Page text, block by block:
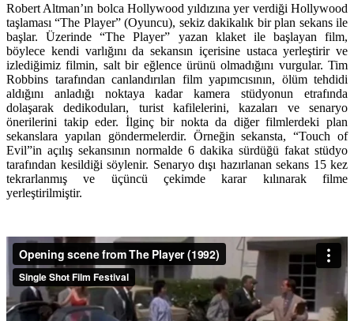
Robert Altman’ın bolca Hollywood yıldızına yer verdiği Hollywood
taşlaması “The Player” (Oyuncu), sekiz dakikalık bir plan sekans ile
başlar. Üzerinde “The Player” yazan klaket ile başlayan film,
böylece kendi varlığını da sekansın içerisine ustaca yerleştirir ve
izlediğimiz filmin, salt bir eğlence ürünü olmadığını vurgular. Tim
Robbins tarafından canlandırılan film yapımcısının, ölüm tehdidi
aldığını anladığı noktaya kadar kamera stüdyonun etrafında
dolaşarak dedikoduları, turist kafilelerini, kazaları ve senaryo
önerilerini takip eder. İlginç bir nokta da diğer filmlerdeki plan
sekanslara yapılan göndermelerdir. Örneğin sekansta, “Touch of
Evil”in açılış sekansının normalde 6 dakika sürdüğü fakat stüdyo
tarafından kesildiği söylenir. Senaryo dışı hazırlanan sekans 15 kez
tekrarlanmış ve üçüncü çekimde karar kılınarak filme
yerleştirilmiştir.